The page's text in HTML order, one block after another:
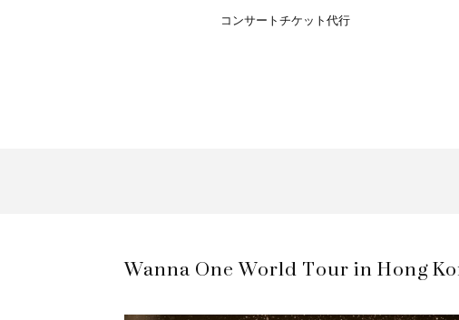
コンサートチケット代行
Wanna One World Tourin Hong